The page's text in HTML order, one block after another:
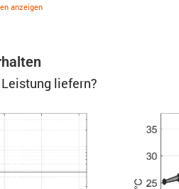
anzeigen
liefern?